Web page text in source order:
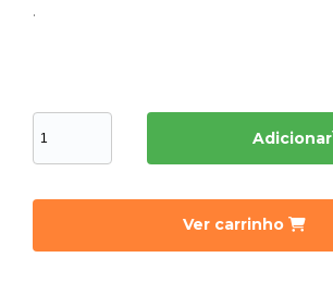
.
Adicionar
Ver carrinho